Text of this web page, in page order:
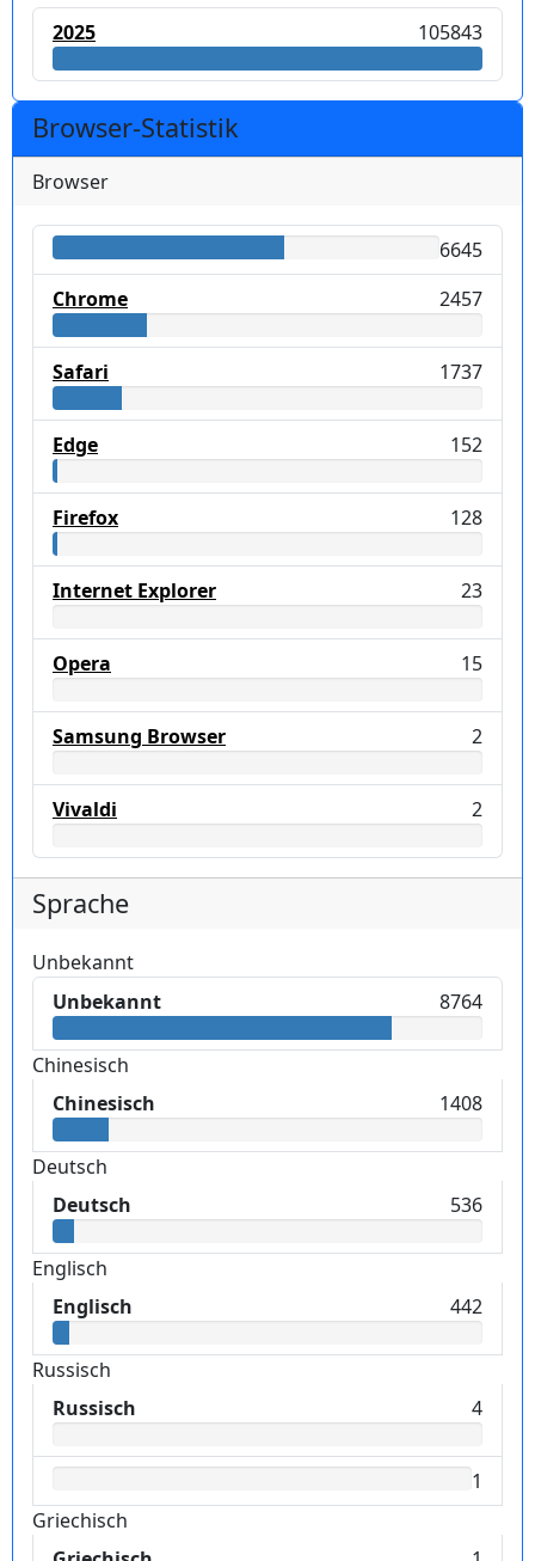
2025 105843
Browser-Statistik
Browser
6645
Chrome
2457
Safari 1737
Edge 152
Firefox 128
Internet Explorer 23
Opera 15
Samsung Browser 2
Vivaldi 2
Sprache
Unbekannt
Unbekannt
8764
Chinesisch
Chinesisch
1408
Deutsch
Deutsch
536
Englisch
Englisch
442
Russisch
Russisch
4
1
Griechisch